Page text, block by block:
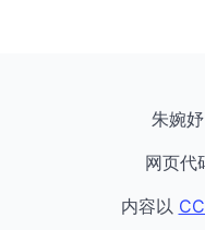
朱婉
网页代
内容以